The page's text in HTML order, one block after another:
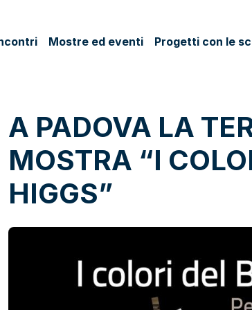
Mostre ed eventi Progetti con le
A PADOVA LA
MOSTRA “I
HIGGS”